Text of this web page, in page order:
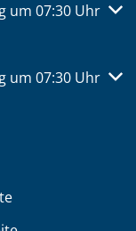
um 07:30 Uhr
um 07:30 Uhr